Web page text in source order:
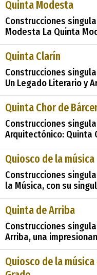
herencia cultural. A
y su papel en la comuni
Quinta Modesta
Construcciones
Modesta La Quinta
en el año 1924, es
la villa de Boal, la cual
concejo o municipio
representa un
Quinta Clarín
Construcciones
Un Legado Literario y
verdes colinas de
lugar impregnado de
arquitectónica. Este
García-Alas, es m&
Quinta Chor de
Construcciones
Arquitectónico: Quinta
de Bárcena emerge
nostalgia en el paisaje
encuentra sus raíces
región, es un
Quiosco de la música
Construcciones
la Música, con su
espacio cultural,
importante del
análisis, exploraremos
perspectiva cultural e
Quinta de Arriba
Construcciones
Arriba, una
la torre de Alevia en
testimonio tangible
histórica de la región.
Quiosco de la